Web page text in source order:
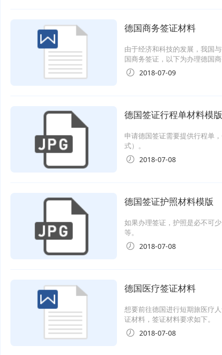
德国商务签证材料
由于经济和科技的发展，我国
国商务签证，以下为办理德国
2018-07-09
德国签证行程单材料模版
申请德国签证需要提供行程单
式）。
2018-07-08
德国签证护照材料模版
如果办理签证，护照是必不可
等。
2018-07-08
德国医疗签证材料
想要前往德国进行短期旅医疗
证材料，签证材料要求如下。
2018-07-08